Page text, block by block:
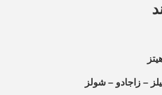
– زاجادو – شولز